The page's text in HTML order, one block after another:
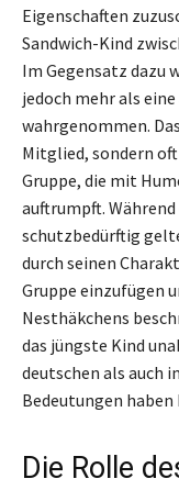
Eigenschaften
Sandwich-Kind
Im Gegensatz dazu
jedoch mehr als
wahrgenommen.
Mitglied, sondern
Gruppe, die mit
auftrumpft.
schutzbedürftig
durch seinen
Gruppe einzufügen
Nesthäkchens
das jüngste Kind
deutschen als auch
Bedeutungen haben
Die Rolle